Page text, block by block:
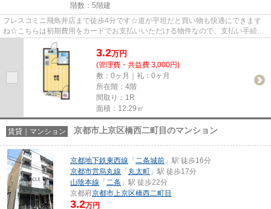
階数：5階建
フレスコミニ飛鳥井店まで徒歩4分です☆道が平坦だと買い物も快適にできます
ね☆こちらは初期費用をカードでお支払いいただける物件なので、支払い手続き
の手間が省けます☆「パルハイツ...
3.2万円
(管理費・共益費 3,000円)
敷：0ヶ月｜礼：0ヶ月
所在階：4階
間取り：1R
面積：12.29㎡
賃貸｜マンション 京都市上京区橋西二町目のマンション
京都地下鉄東西線 「 二条城前 」駅 徒歩16分
京都市営烏丸線 「 丸太町 」駅 徒歩17分
山陰本線 「 二条 」駅 徒歩22分
京都府京都市上京区橋西二町目
3.2万円